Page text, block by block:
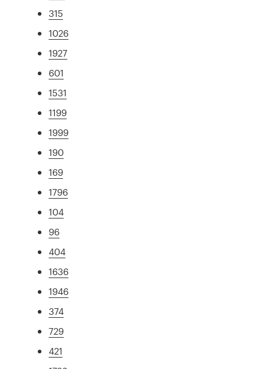
315
1026
1927
601
1531
1199
1999
190
169
1796
104
96
404
1636
1946
374
729
421